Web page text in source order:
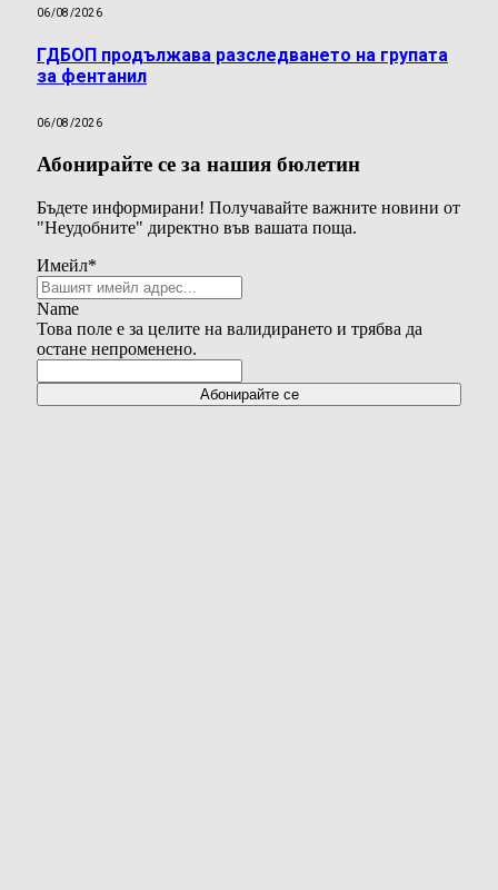
06/08/2026
ГДБОП продължава разследването на групата
за фентанил
06/08/2026
Абонирайте се за нашия бюлетин
Бъдете информирани! Получавайте важните новини от
"Неудобните" директно във вашата поща.
Имейл*
Name
Това поле е за целите на валидирането и трябва да
остане непроменено.